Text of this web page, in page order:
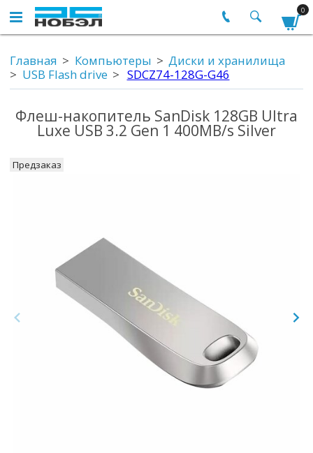
0
Главная Компьютеры
Диски и хранилища
USB Flash drive
SDCZ74-128G-G46
Флеш-накопитель SanDisk 128GB Ultra
Luxe USB 3.2 Gen 1 400MB/s Silver
Предзаказ